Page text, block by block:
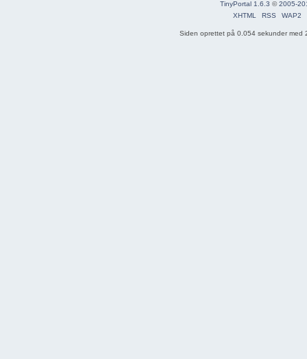
TinyPortal 1.6.3 ©2005-
XHTML
RSS WAP2
Siden oprettet på 0.054 sekunder med